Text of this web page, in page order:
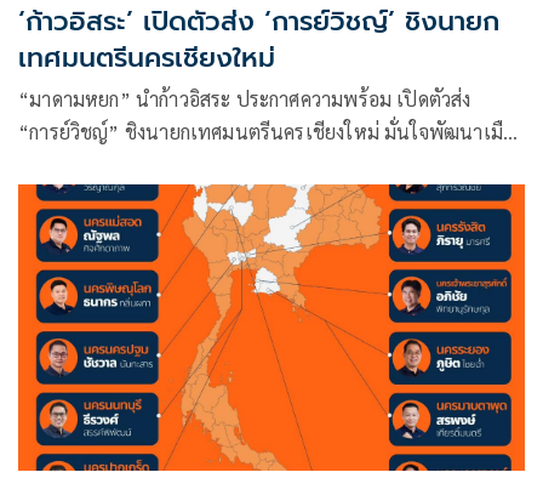
‘ก้าวอิสระ’ เปิดตัวส่ง ‘การย์วิชญ์’ ชิงนายก
เทศมนตรีนครเชียงใหม่
“มาดามหยก” นำก้าวอิสระ ประกาศความพร้อม เปิดตัวส่ง
“การย์วิชญ์” ชิงนายกเทศมนตรีนครเชียงใหม่ มั่นใจพัฒนาเมือง